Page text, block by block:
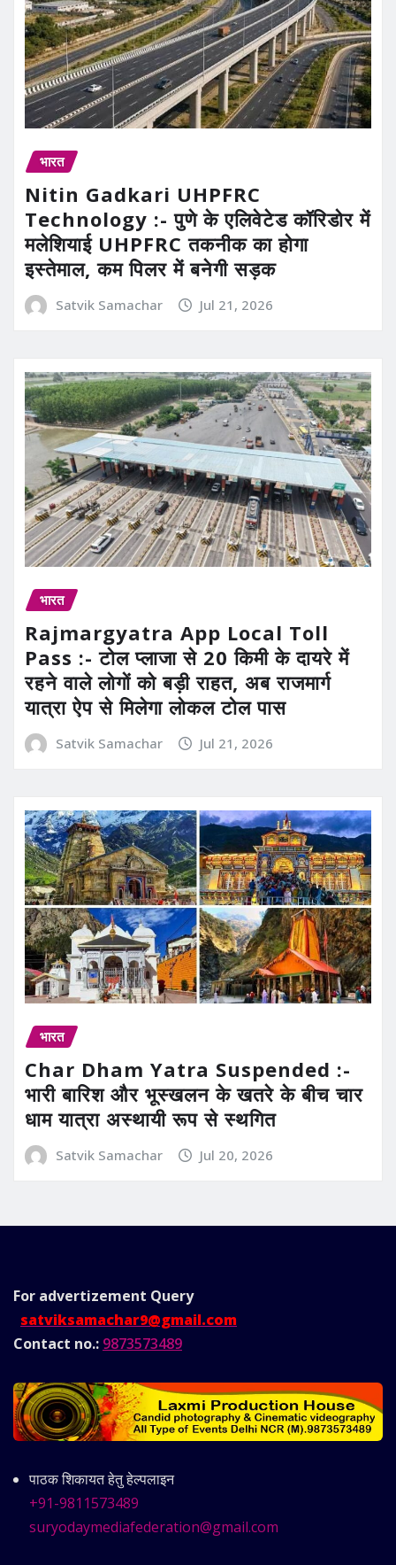
भारत
Nitin Gadkari UHPFRC
Technology :- पुणे के एलिवेटेड कॉरिडोर में
मलेशियाई UHPFRC तकनीक का होगा
इस्तेमाल, कम पिलर में बनेगी सड़क
Satvik Samachar Jul 21, 2026
भारत
Rajmargyatra App Local Toll
Pass :- टोल प्लाजा से 20 किमी के दायरे में
रहने वाले लोगों को बड़ी राहत, अब राजमार्ग
यात्रा ऐप से मिलेगा लोकल टोल पास
Satvik Samachar Jul 21, 2026
भारत
Char Dham Yatra Suspended :-
भारी बारिश और भूस्खलन के खतरे के बीच चार
धाम यात्रा अस्थायी रूप से स्थगित
Satvik Samachar Jul 20, 2026
For advertizement Query
satviksamachar9@gmail.com
Contact no.: 9873573489
पाठक शिकायत हेतु हेल्पलाइन
+91-9811573489
suryodaymediafederation@gmail.com